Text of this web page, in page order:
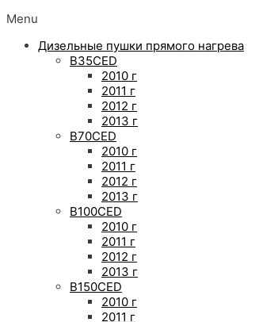
Menu
Дизельные пушки прямого нагрева
B35CED
2010 г
2011 г
2012 г
2013 г
B70CED
2010 г
2011 г
2012 г
2013 г
B100CED
2010 г
2011 г
2012 г
2013 г
B150CED
2010 г
2011 г